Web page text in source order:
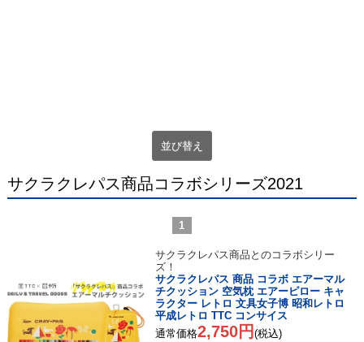
並び替え
サクラクレパス商品コラボシリーズ2021
1
サクラクレパス商品とのコラボシリー
ズ！
サクラクレパス 商品 コラボ エアーマル
チクッション 空気枕 エアーピロー キャ
ラクター レトロ 文具女子博 昭和レトロ
平成レトロ TTC コンサイス
通常価格2,750円 (税込)